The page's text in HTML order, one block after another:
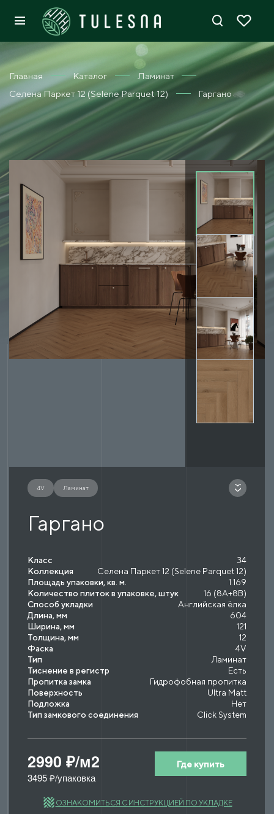
Главная Каталог
Ламинат
Селена Паркет 12 (Selene Parquet 12)
Гаргано
4V Ламинат
Гаргано
Класс
34
Коллекция
Селена Паркет 12 (Selene Parquet 12)
Площадь упаковки, кв. м.
1.169
Количество плиток в упаковке, штук
16 (8A+8B)
Способ укладки
Английская ёлка
Длина, мм
604
Ширина, мм
121
Толщина, мм
12
Фаска
4V
Тип
Ламинат
Тиснение в регистр
Есть
Пропитка замка
Гидрофобная пропитка
Поверхность
Ultra Matt
Подложка
Нет
Тип замкового соединения
Click System
2990 ₽/м2
3495 ₽/упаковка
Где купить
ОЗНАКОМИТЬСЯ С ИНСТРУКЦИЕЙ ПО УКЛАДКЕ